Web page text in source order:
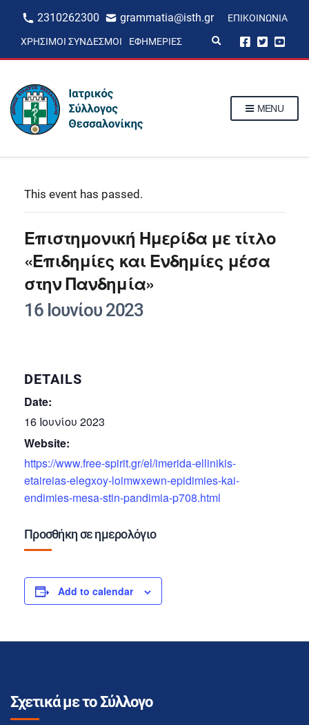
2310262300 grammatia@isth.gr ΕΠΙΚΟΙΝΩΝΊΑ
ΧΡΉΣΙΜΟΙ ΣΎΝΔΕΣΜΟΙ ΕΦΗΜΕΡΊΕΣ
p
MENU
This event has passed.
Επιστημονική Ημερίδα με τίτλο
«Επιδημίες και Ενδημίες μέσα
στην Πανδημία»
16 Ιουνίου 2023
DETAILS
Date:
16 Ιουνίου 2023
Website:
https://www.free-spirit.gr/el/imerida-ellinikis-
etaireias-elegxoy-loimwxewn-epidimies-kai-
endimies-mesa-stin-pandimia-p708.html
Προσθήκη σε ημερολόγιο
Add to calendar
Σχετικά με το Σύλλογο